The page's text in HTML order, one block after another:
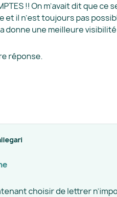
!! On m’avait dit que
il n’est toujours pas
donne une meilleure
réponse.
choisir de lettrer